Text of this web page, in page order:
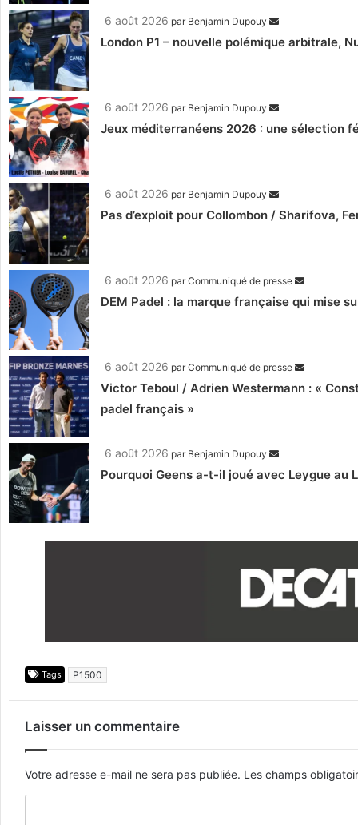
6 août 2026 par Benjamin Dupouy
London P1 – nouvelle polémique arbitrale,
6 août 2026 par Benjamin Dupouy
Jeux méditerranéens 2026 : une sélection
6 août 2026 par Benjamin Dupouy
Pas d’exploit pour Collombon / Sharifova,
6 août 2026 parCommuniqué de presse
DEM Padel : la marque française qui mise
6 août 2026 parCommuniqué de presse
Victor Teboul / Adrien Westermann : «
padel français »
6 août 2026 par Benjamin Dupouy
Pourquoi Geens a-t-il joué avec Leygue au
Tags P1500
Laisser un commentaire
Votre adresse e-mail ne sera pas publiée. Les champs